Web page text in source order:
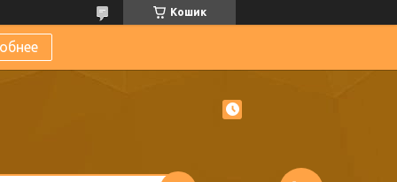
Кошик